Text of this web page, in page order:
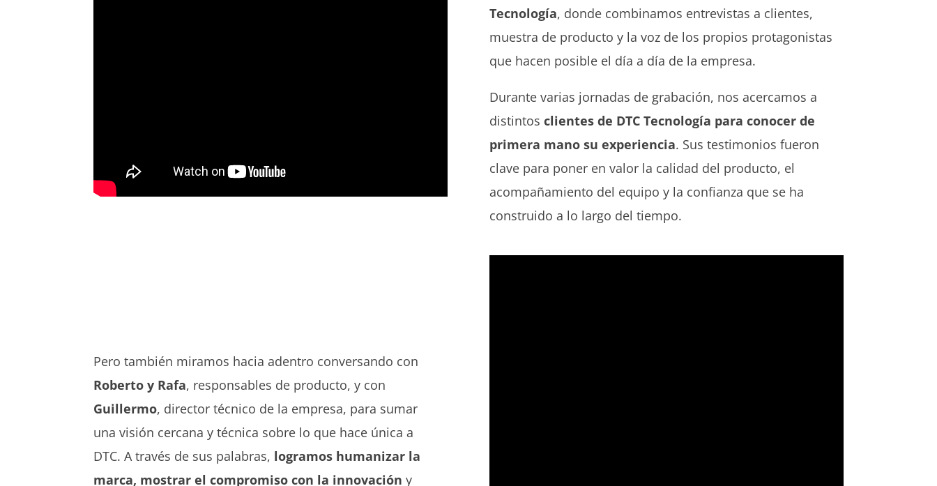
Tecnología, donde combinamos entrevistas a clientes,
muestra de producto y la voz de los propios protagonistas
que hacen posible el día a día de la empresa.
Durante varias jornadas de grabación, nos acercamos a
distintos clientes de DTC Tecnología para conocer de
primera mano su experiencia. Sus testimonios fueron
clave para poner en valor la calidad del producto, el
acompañamiento del equipo y la confianza que se ha
construido a lo largo del tiempo.
Pero también miramos hacia adentro conversando con
Roberto y Rafa, responsables de producto, y con
Guillermo, director técnico de la empresa, para sumar
una visión cercana y técnica sobre lo que hace única a
DTC. A través de sus palabras, logramos humanizar la
marca, mostrar el compromiso con la innovación y